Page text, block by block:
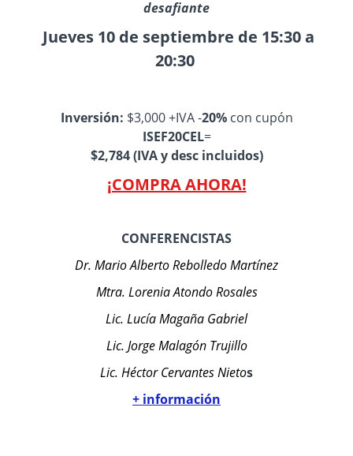
desafiante
Jueves 10 de septiembre de 15:30 a
20:30
Inversión: $3,000 +IVA -20%con cupón
ISEF20CEL=
$2,784 (IVA y desc incluidos)
¡COMPRA AHORA!
CONFERENCISTAS
Dr. Mario Alberto Rebolledo Martínez
Mtra. Lorenia Atondo Rosales
Lic. Lucía Magaña Gabriel
Lic. Jorge Malagón Trujillo
Lic. Héctor Cervantes Nietos
+ información